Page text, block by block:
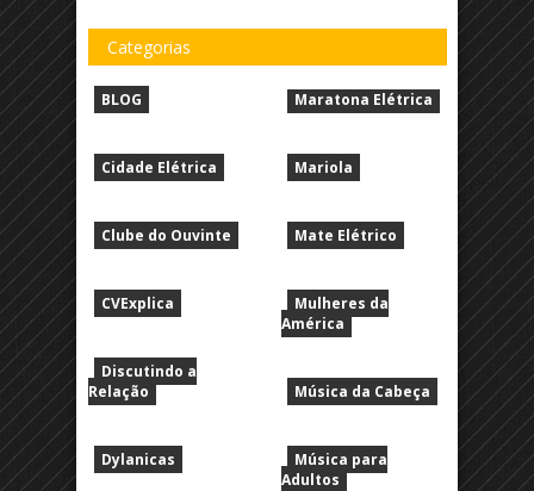
Categorias
BLOG
Cidade Elétrica
Clube do Ouvinte
CVExplica
Discutindo a
Relação
Dylanicas
Maratona Elétrica
Mariola
Mate Elétrico
Mulheres da
América
Música da Cabeça
Música para
Adultos